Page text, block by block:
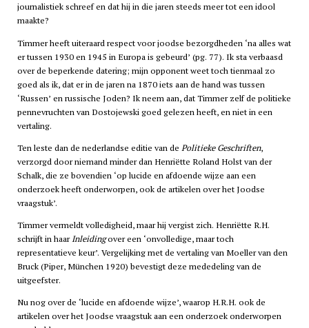
journalistiek schreef en dat hij in die jaren steeds meer tot een idool
maakte?
Timmer heeft uiteraard respect voor joodse bezorgdheden ‘na alles wat
er tussen 1930 en 1945 in Europa is gebeurd’ (pg. 77). Ik sta verbaasd
over de beperkende datering; mijn opponent weet toch tienmaal zo
goed als ik, dat er in de jaren na 1870 iets aan de hand was tussen
‘Russen’ en russische Joden? Ik neem aan, dat Timmer zelf de politieke
pennevruchten van Dostojewski goed gelezen heeft, en niet in een
vertaling.
Ten leste dan de nederlandse editie van de Politieke Geschriften,
verzorgd door niemand minder dan Henriëtte Roland Holst van der
Schalk, die ze bovendien ‘op lucide en afdoende wijze aan een
onderzoek heeft onderworpen, ook de artikelen over het Joodse
vraagstuk’.
Timmer vermeldt volledigheid, maar hij vergist zich. Henriëtte R.H.
schrijft in haarInleidingover een ‘onvolledige, maar toch
representatieve keur’. Vergelijking met de vertaling van Moeller van den
Bruck (Piper, München 1920) bevestigt deze mededeling van de
uitgeefster.
Nu nog over de ‘lucide en afdoende wijze’, waarop H.R.H. ook de
artikelen over het Joodse vraagstuk aan een onderzoek onderworpen